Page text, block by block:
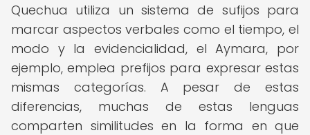
Quechua utiliza un sistema de sufijos para
marcar aspectos verbales como el tiempo, el
modo y la evidencialidad, el Aymara, por
ejemplo, emplea prefijos para expresar estas
mismas categorías. A pesar de estas
diferencias, muchas de estas lenguas
comparten similitudes en la forma en que